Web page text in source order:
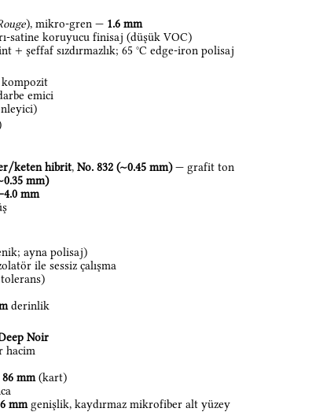
), mikro-gren — 1.6 mm
satine koruyucu finisaj (düşük VOC)
+ şeffaf sızdırmazlık; 65 °C edge-iron polisaj
emici
keten hibrit, No. 832 (~0.45 mm)— grafit ton
mm)
mm
ayna polisaj)
ile sessiz çalışma
derinlik
Noir
hacim
86 mm(kart)
mmgenişlik, kaydırmaz mikrofiber alt yüzey